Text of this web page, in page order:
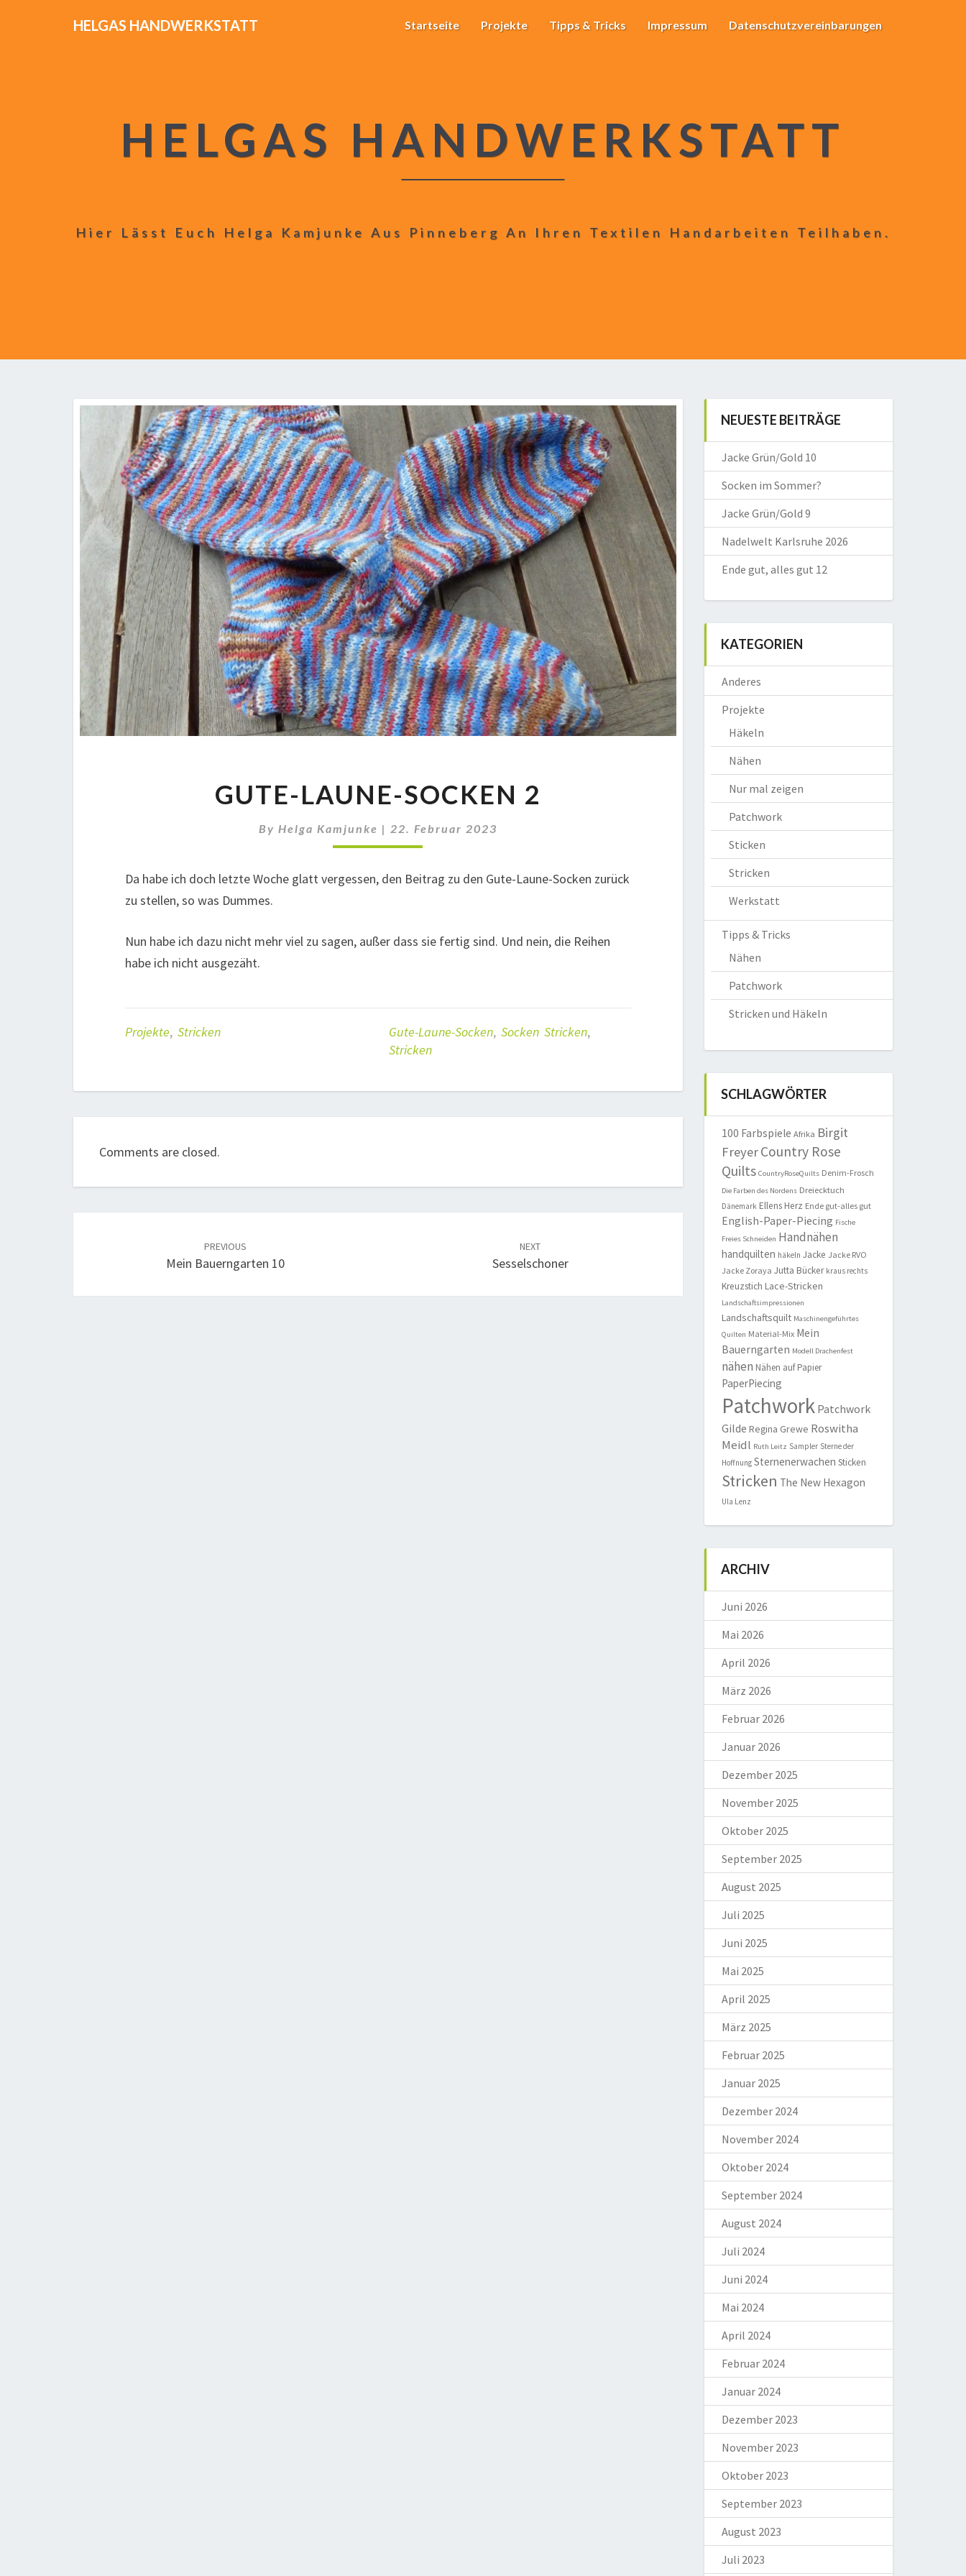
HELGAS HANDWERKSTATT Startseite Projekte Tipps & Tricks Impressum Datenschutzvereinbarungen
HELGAS HANDWERKSTATT
Hier Lässt Euch Helga Kamjunke Aus Pinneberg An Ihren Textilen Handarbeiten Teilhaben.
LAUNE-
2
GUTE-LAUNE-SOCKEN 2
By Helga Kamjunke | 22. Februar 2023
Da habe ich doch letzte Woche glatt vergessen, den Beitrag zu den Gute-Laune-Socken zurück
zu stellen, so was Dummes.
Nun habe ich dazu nicht mehr viel zu sagen, außer dass sie fertig sind. Und nein, die Reihen
habe ich nicht ausgezäht.
Projekte, Stricken Gute-Laune-Socken, Socken Stricken,
Stricken
Comments are closed.
PREVIOUS
Mein Bauerngarten 10
NEXT
Sesselschoner
NEUESTE BEITRÄGE
Jacke Grün/Gold 10
Socken im Sommer?
Jacke Grün/Gold 9
Nadelwelt Karlsruhe 2026
Ende gut, alles gut 12
KATEGORIEN
Anderes
Projekte
Häkeln
Nähen
Nur mal zeigen
Patchwork
Sticken
Stricken
Werkstatt
Tipps & Tricks
Nähen
Patchwork
Stricken und Häkeln
SCHLAGWÖRTER
100 Farbspiele Afrika Birgit
FreyerCountry Rose
Quilts CountryRoseQuilts Denim-Frosch
Die Farben des Nordens Dreiecktuch
Dänemark Ellens Herz Ende gut-alles gut
English-Paper-Piecing Fische
Freies Schneiden Handnähen
handquilten häkeln Jacke Jacke RVO
Jacke Zoraya Jutta Bücker kraus rechts
Kreuzstich Lace-Stricken
Landschaftsimpressionen
Landschaftsquilt Maschinengeführtes
Quilten Material-Mix Mein
Bauerngarten Modell Drachenfest
nähen Nähen auf Papier
PaperPiecing
Patchwork Patchwork
Gilde Regina Grewe Roswitha
Meidl Ruth Leitz Sampler Sterne der
Hoffnung Sternenerwachen Sticken
Stricken The New Hexagon
Ula Lenz
ARCHIV
Juni 2026
Mai 2026
April 2026
März 2026
Februar 2026
Januar 2026
Dezember 2025
November 2025
Oktober 2025
September 2025
August 2025
Juli 2025
Juni 2025
Mai 2025
April 2025
März 2025
Februar 2025
Januar 2025
Dezember 2024
November 2024
Oktober 2024
September 2024
August 2024
Juli 2024
Juni 2024
Mai 2024
April 2024
Februar 2024
Januar 2024
Dezember 2023
November 2023
Oktober 2023
September 2023
August 2023
Juli 2023